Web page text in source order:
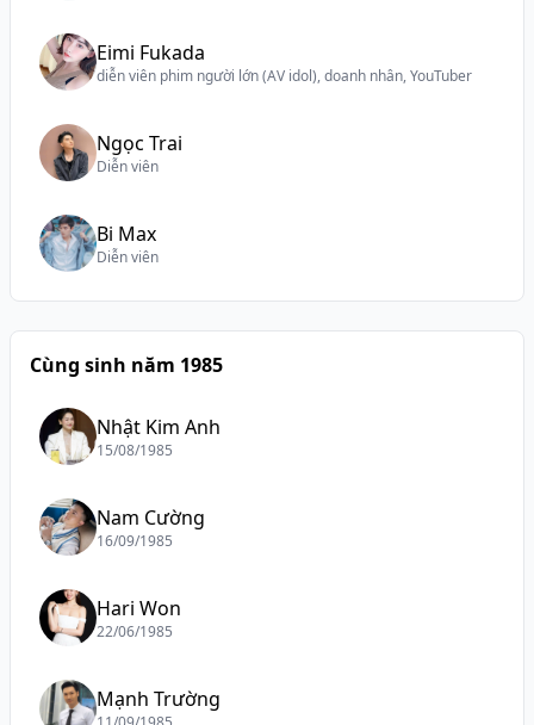
Eimi Fukada
diễn viên phim người lớn (AV idol), doanh nhân, YouTuber
Ngọc Trai
Diễn viên
Bi Max
Diễn viên
Cùng sinh năm 1985
Nhật Kim Anh
15/08/1985
Nam Cường
16/09/1985
Hari Won
22/06/1985
Mạnh Trường